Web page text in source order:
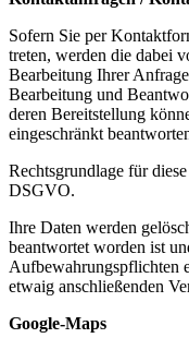
Sofern Sie per
treten, werden die dabei
Bearbeitung Ihrer
Bearbeitung und
deren Bereitstellung
eingeschränkt
Rechtsgrundlage für
DSGVO.
Ihre Daten werden
beantwortet worden ist
Aufbewahrungspflichten
etwaig anschließenden
Google-Maps